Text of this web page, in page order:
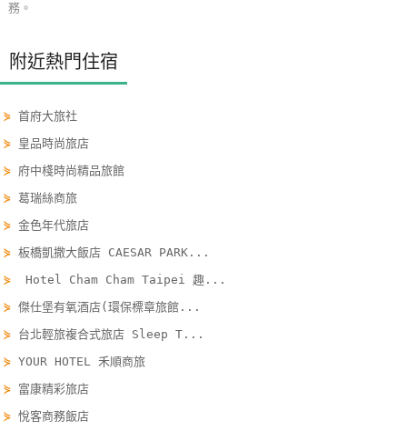
樂
地
圖
顧
客
服
務
顧
客
意
度
務。
附近熱門住宿
⋟首府大旅社
⋟ 皇品時尚旅店
⋟ 府中棧時尚精品旅館
⋟葛瑞絲商旅
⋟金色年代旅店
⋟板橋凱撒大飯店 CAESAR PARK...
⋟
Hotel Cham Cham Taipei 趣...
⋟傑仕堡有氧酒店(環保標章旅館...
⋟ 台北輕旅複合式旅店 Sleep T...
⋟YOUR HOTEL 禾順商旅
⋟ 富康精彩旅店
⋟悅客商務飯店